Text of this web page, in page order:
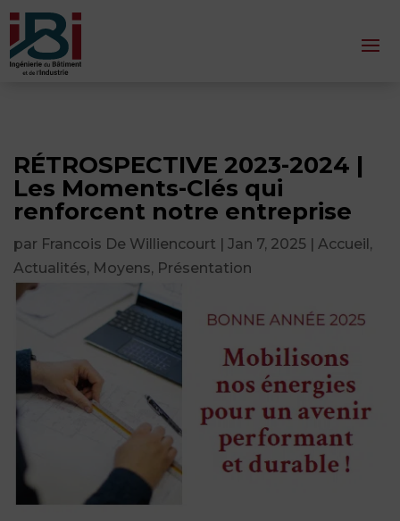
RÉTROSPECTIVE 2023-2024 |
Les Moments-Clés qui
renforcent notre entreprise
par Francois De Williencourt | Jan 7, 2025 | Accueil,
Actualités, Moyens, Présentation